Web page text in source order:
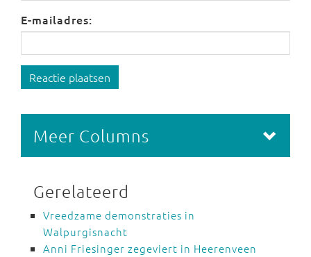
E-mailadres:
Reactie plaatsen
Meer Columns
Gerelateerd
Vreedzame demonstraties in
Walpurgisnacht
Anni Friesinger zegeviert in Heerenveen